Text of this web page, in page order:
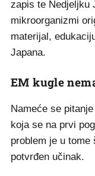
zapis te Nedjeljku
mikroorganizmi
materijal,
Japana.
EM kugle
Nameće se
koja se na prvi
problem je u tome
potvrđen učinak.